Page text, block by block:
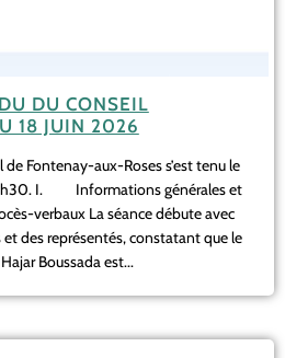
DU CONSEIL
18 JUIN 2026
Fontenay-aux-Roses s’est tenu le
I. Informations générales et
verbaux La séance débute avec
et des représentés, constatant que le
Boussada est...